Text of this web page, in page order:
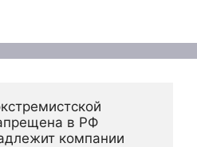
в РФ
компании